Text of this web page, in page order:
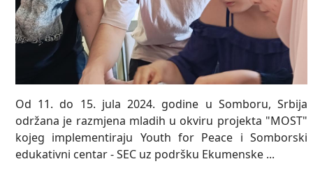
Od 11. do 15. jula 2024. godine u Somboru, Srbija
održana je razmjena mladih u okviru projekta "MOST"
kojeg implementiraju Youth for Peace i Somborski
edukativni centar - SEC uz podršku Ekumenske ...